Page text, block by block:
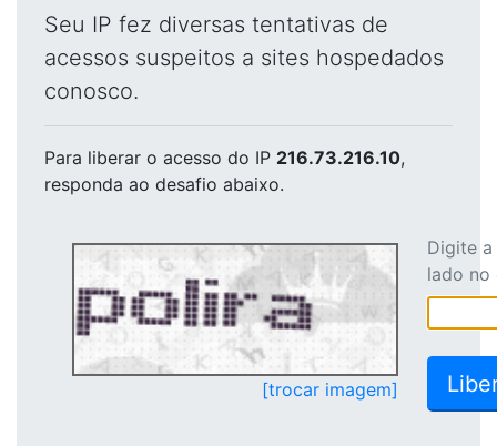
Seu IP fez diversas tentativas de
acessos suspeitos a sites hospedados
conosco.
Para liberar o acesso do IP 216.73.216.10,
responda ao desafio abaixo.
[trocar imagem]
Digite
lado no